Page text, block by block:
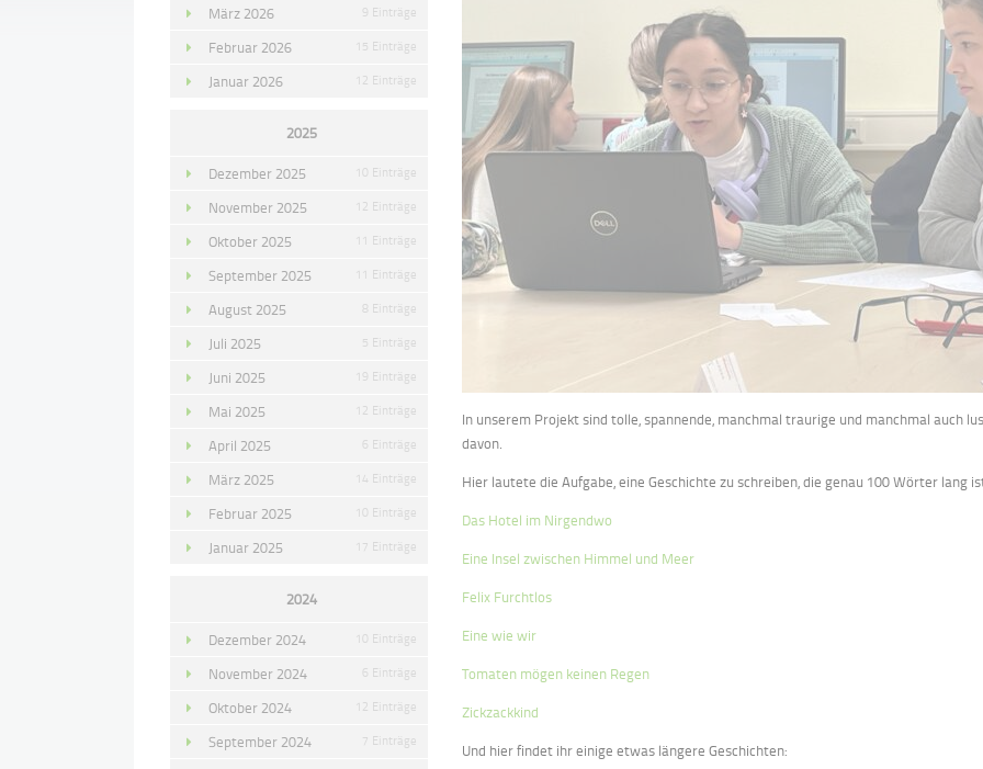
In unserem Projekt sind tolle, spannende, manchmal traurige und manchmal auch
davon.
Hier lautete die Aufgabe, eine Geschichte zu schreiben, die genau 100 Wörter lang
Das Hotel im Nirgendwo
Eine Insel zwischen Himmel und Meer
Felix Furchtlos
Eine wie wir
Tomaten mögen keinen Regen
Zickzackkind
Und hier findet ihr einige etwas längere Geschichten:
März 2026 9 Einträge
Februar 2026 15 Einträge
Januar 2026 12 Einträge
2025
Dezember 2025 10 Einträge
November 2025 12 Einträge
Oktober 2025 11 Einträge
September 2025 11 Einträge
August 2025 8 Einträge
Juli 2025 5 Einträge
Juni 2025 19 Einträge
Mai 2025 12 Einträge
April 2025 6 Einträge
März 2025 14 Einträge
Februar 2025 10 Einträge
Januar 2025 17 Einträge
2024
Dezember 2024 10 Einträge
November 2024 6 Einträge
Oktober 2024 12 Einträge
September 2024 7 Einträge